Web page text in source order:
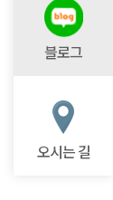
블로그
오시는 길